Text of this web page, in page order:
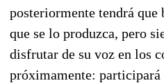
posteriormente tendrá que
que se lo produzca, pero
disfrutar de su voz en los
próximamente: participará